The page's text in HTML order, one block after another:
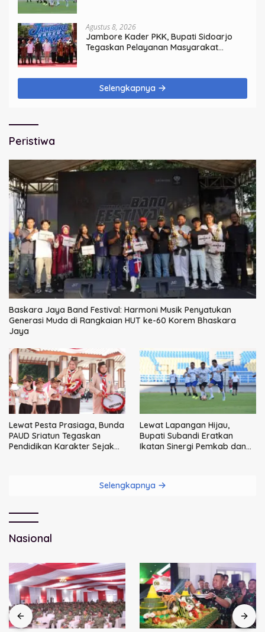
Agustus 8, 2026
Jambore Kader PKK, Bupati Sidoarjo
Tegaskan Pelayanan Masyarakat
Selengkapnya
Peristiwa
Baskara Jaya Band Festival: Harmoni Musik Penyatukan
Generasi Muda di Rangkaian HUT ke-60 Korem Bhaskara
Jaya
Lewat Pesta Prasiaga, Bunda
PAUD Sriatun Tegaskan
Pendidikan Karakter Sejak
Lewat Lapangan Hijau,
Bupati Subandi Eratkan
Ikatan Sinergi Pemkab dan
Selengkapnya
Nasional